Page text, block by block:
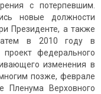
с потерпевшим.
новые должности
Президенте, а также
в 2010 году в
федерального
изменения в
позже, феврале
Пленума Верховного